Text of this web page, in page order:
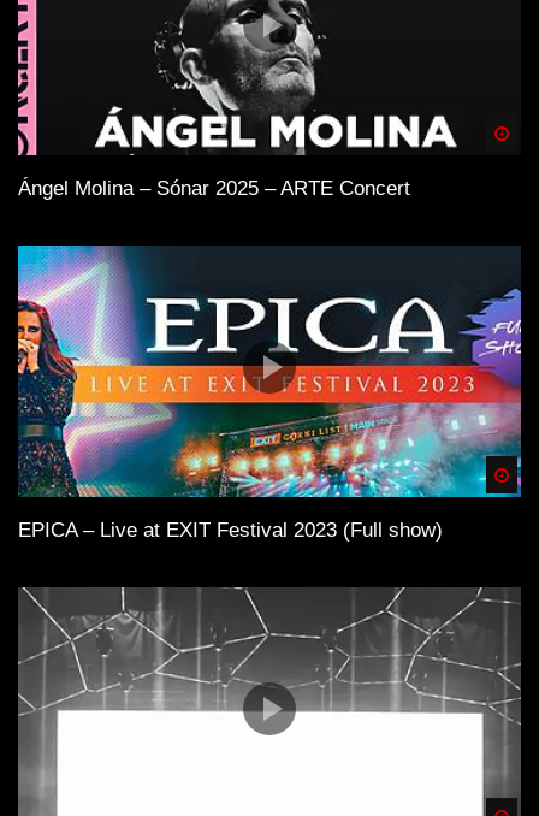
Ángel Molina – Sónar 2025 – ARTE Concert
EPICA – Live at EXIT Festival 2023 (Full show)